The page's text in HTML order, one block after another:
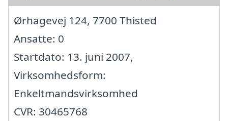
Ørhagevej 124, 7700 Thisted
Ansatte: 0
Startdato: 13. juni 2007,
Virksomhedsform:
Enkeltmandsvirksomhed
CVR: 30465768